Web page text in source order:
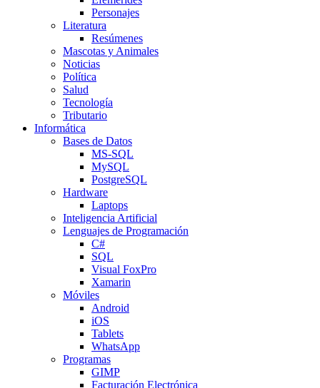
Personajes
Literatura
Resúmenes
Mascotas y Animales
Noticias
Política
Salud
Tecnología
Tributario
Informática
Bases de Datos
MS-SQL
MySQL
PostgreSQL
Hardware
Laptops
Inteligencia Artificial
Lenguajes de Programación
C#
SQL
Visual FoxPro
Xamarin
Móviles
Android
iOS
Tablets
WhatsApp
Programas
GIMP
Facturación Electrónica